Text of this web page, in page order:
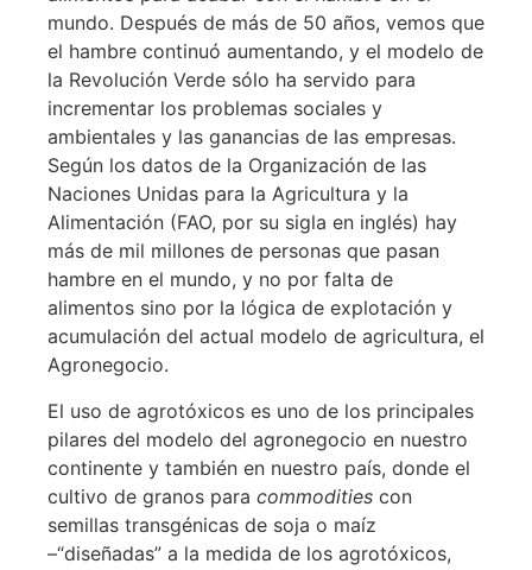
mundo. Después de más de 50 años, vemos que
el hambre continuó aumentando, y el modelo de
la Revolución Verde sólo ha servido para
incrementar los problemas sociales y
ambientales y las ganancias de las empresas.
Según los datos de la Organización de las
Naciones Unidas para la Agricultura y la
Alimentación (FAO, por su sigla en inglés) hay
más de mil millones de personas que pasan
hambre en el mundo, y no por falta de
alimentos sino por la lógica de explotación y
acumulación del actual modelo de agricultura, el
Agronegocio.
El uso de agrotóxicos es uno de los principales
pilares del modelo del agronegocio en nuestro
continente y también en nuestro país, donde el
cultivo de granos para commodities con
semillas transgénicas de soja o maíz
–“diseñadas” a la medida de los agrotóxicos,